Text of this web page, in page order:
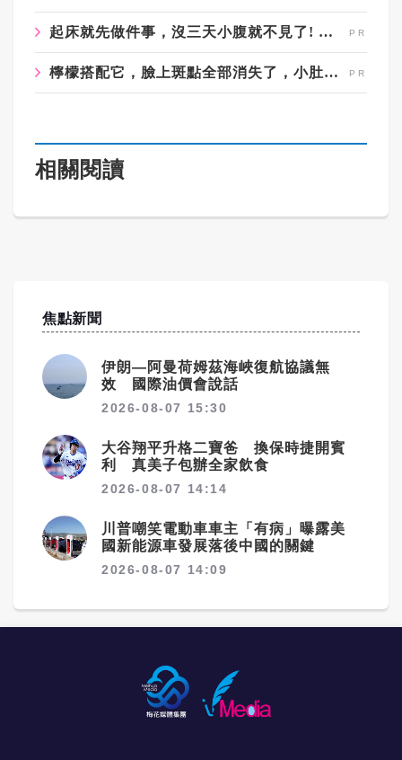
起床就先做件事，沒三天小腹就不見了! 肚子一天天變小！
檸檬搭配它，臉上斑點全部消失了，小肚子都變平坦了
相關閱讀
焦點新聞
伊朗—阿曼荷姆茲海峽復航協議無
效 國際油價會說話
2026-08-07 15:30
大谷翔平升格二寶爸 換保時捷開賓
利 真美子包辦全家飲食
2026-08-07 14:14
川普嘲笑電動車車主「有病」曝露美
國新能源車發展落後中國的關鍵
2026-08-07 14:09